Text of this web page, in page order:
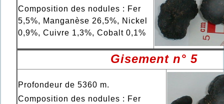
Composition des nodules : Fer
5,5%, Manganèse 26,5%, Nickel
0,9%, Cuivre 1,3%, Cobalt 0,1%
Gisement n° 5
Profondeur de 5360 m.
Composition des nodules : Fer